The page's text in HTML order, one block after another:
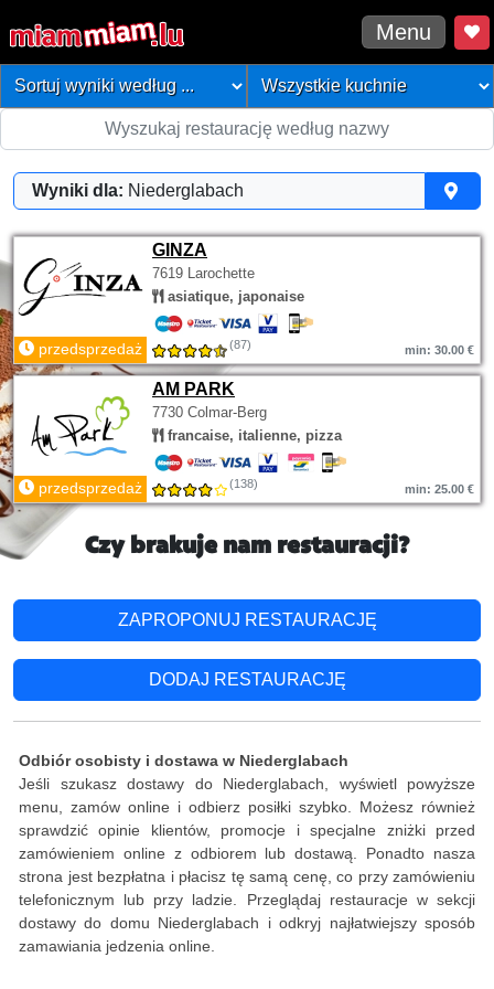
Menu
Wyniki dla: Niederglabach
GINZA
7619 Larochette
asiatique, japonaise
przedsprzedaż (87) min: 30.00 €
AM PARK
7730 Colmar-Berg
francaise, italienne, pizza
przedsprzedaż (138) min: 25.00 €
Czy brakuje nam restauracji?
ZAPROPONUJ RESTAURACJĘ
DODAJ RESTAURACJĘ
Odbiór osobisty i dostawa w Niederglabach
Jeśli szukasz dostawy do Niederglabach, wyświetl powyższe
menu, zamów online i odbierz posiłki szybko. Możesz również
sprawdzić opinie klientów, promocje i specjalne zniżki przed
zamówieniem online z odbiorem lub dostawą. Ponadto nasza
strona jest bezpłatna i płacisz tę samą cenę, co przy zamówieniu
telefonicznym lub przy ladzie. Przeglądaj restauracje w sekcji
dostawy do domu Niederglabach i odkryj najłatwiejszy sposób
zamawiania jedzenia online.